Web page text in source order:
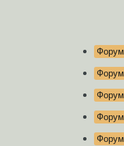
Форум
Форум
Форум
Форум
Форум